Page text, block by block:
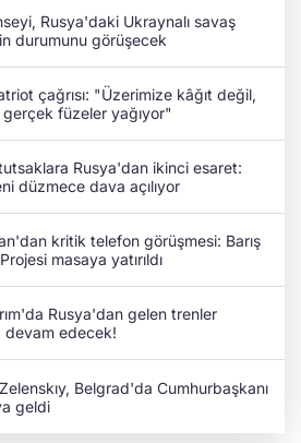
Rusya'daki Ukraynalı savaş
durumunu görüşecek
çağrısı: "Üzerimize kâğıt değil,
gerçek füzeler yağıyor"
Rusya'dan ikinci esaret:
düzmece dava açılıyor
kritik telefon görüşmesi: Barış
masaya yatırıldı
Rusya'dan gelen trenler
devam edecek!
Belgrad'da Cumhurbaşkanı
geldi